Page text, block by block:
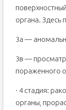
органа. Здесь
3а —
3в —
пораженного
· 4 стадия:
органы,